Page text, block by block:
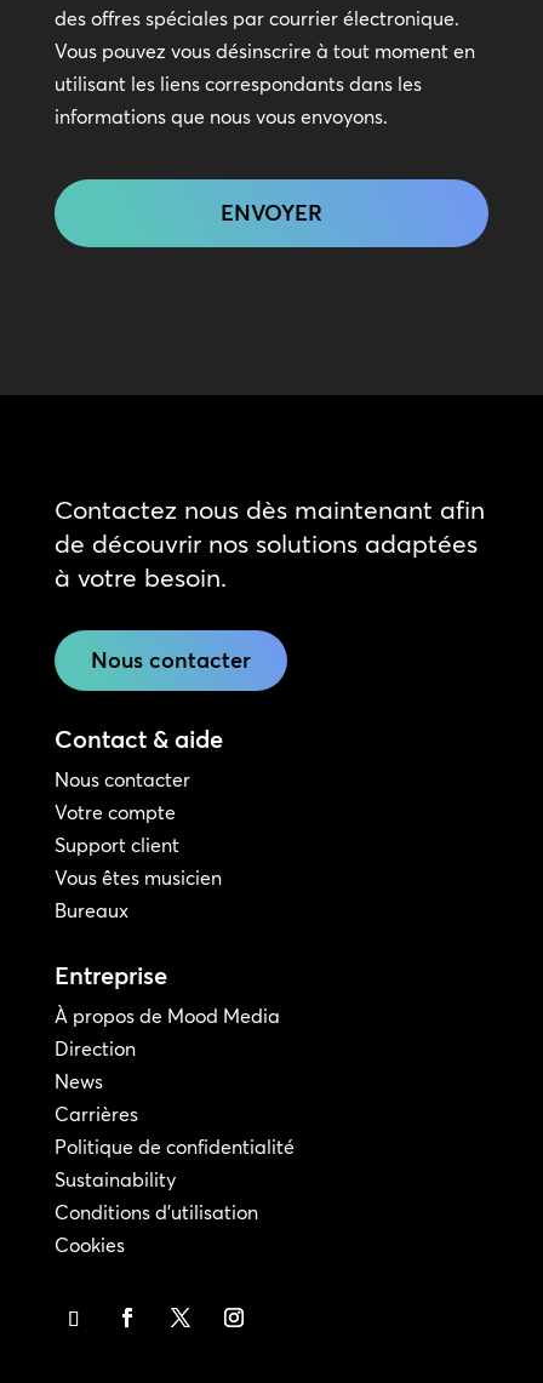
contact
des offres spéciales par courrier électronique.
Vous pouvez vous désinscrire à tout moment en
utilisant les liens correspondants dans les
informations que nous vous envoyons.
Contactez nous dès maintenant afin
de découvrir nos solutions adaptées
à votre besoin.
Nous contacter
Contact & aide
Nous contacter
Votre compte
Support client
Vous êtes musicien
Bureaux
Entreprise
À propos de Mood Media
Direction
News
Carrières
Politique de confidentialité
Sustainability
Conditions d'utilisation
Cookies